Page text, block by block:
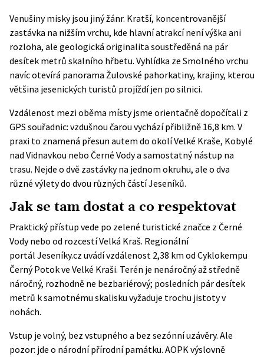
Venušiny miskyjsou jiný žánr. Kratší, koncentrovanější
zastávka na nižším vrchu, kde hlavní atrakcí není výška ani
rozloha, ale geologická originalita soustředěná na pár
desítek metrů skalního hřbetu. Vyhlídka ze Smolného vrchu
navíc otevírá panorama Žulovské pahorkatiny, krajiny, kterou
většina jesenických turistů projíždí jen po silnici.
Vzdálenost mezi oběma místy jsme orientačně dopočítali z
GPS souřadnic: vzdušnou čarou vychází přibližně 16,8 km. V
praxi to znamená přesun autem do okolí Velké Kraše, Kobylé
nad Vidnavkou nebo Černé Vody a samostatný nástup na
trasu. Nejde o dvě zastávky na jednom okruhu, ale o dva
různé výlety do dvou různých částí Jeseníků.
Jak se tam dostat a co respektovat
Praktický přístup vede po zelené turistické značce z Černé
Vody nebo od rozcestí Velká Kraš. Regionální
portál Jeseníky.cz uvádí vzdálenost 2,38 km od Cyklokempu
Černý Potok ve Velké Kraši. Terén je nenáročný až středně
náročný, rozhodně ne bezbariérový; posledních pár desítek
metrů k samotnému skalisku vyžaduje trochu jistoty v
nohách.
Vstup je volný, bez vstupného a bez sezónní uzávěry. Ale
pozor: jde o národní přírodní památku. AOPK výslovně